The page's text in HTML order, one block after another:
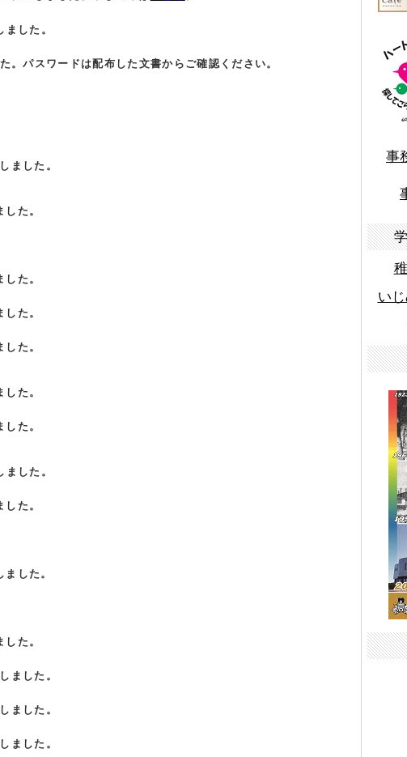
ました。
。パスワードは配布した文書からご確認ください。
ました。
た。
た。
た。
た。
た。
た。
ました。
た。
ました。
た。
ました。
ました。
ました。
事
い